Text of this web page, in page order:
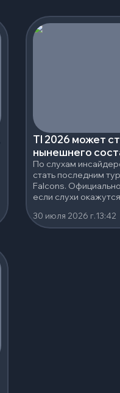
TI 2026 может
нынешнего
По слухам
стать последним
Falcons.
если слухи
30 июля 2026 г.13:42